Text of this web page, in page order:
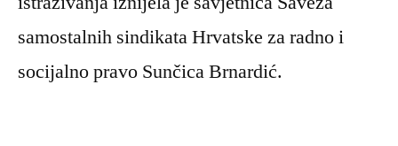
samostalnih sindikata Hrvatske za radno i
socijalno pravo Sunčica Brnardić.